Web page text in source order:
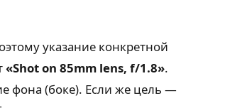
указание конкретной
«Shot on 85mm lens, f/1.8».
фона (боке). Если же цель —